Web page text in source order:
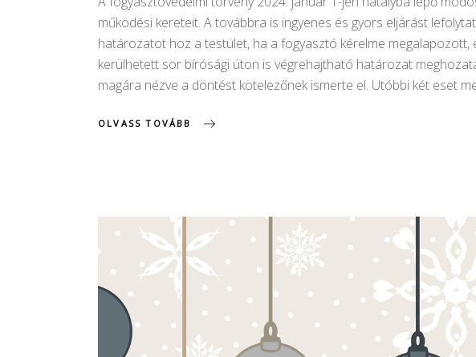
működési kereteit. A továbbra is ingyenes és gyors eljárást
határozatot hoz a testület, ha a fogyasztó kérelme
kerülhetett sor bírósági úton is végrehajtható határozat
magára nézve a döntést kötelezőnek ismerte el. Utóbbi két eset
OLVASS TOVÁBB